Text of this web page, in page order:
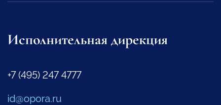
Исполнительная дирекция
+7 (495) 247 4777
id@opora.ru